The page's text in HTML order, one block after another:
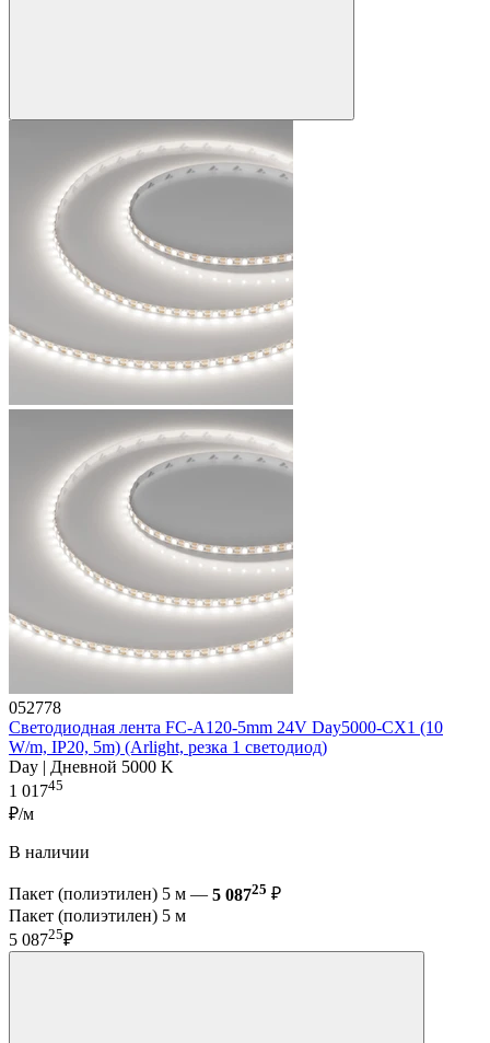
052778
Светодиодная лента FC-A120-5mm 24V Day5000-CX1 (10
W/m, IP20, 5m) (Arlight, резка 1 светодиод)
Day | Дневной 5000 K
1 01745
₽/м
В наличии
Пакет (полиэтилен) 5 м — 5 08725 ₽
Пакет (полиэтилен) 5 м
5 08725₽